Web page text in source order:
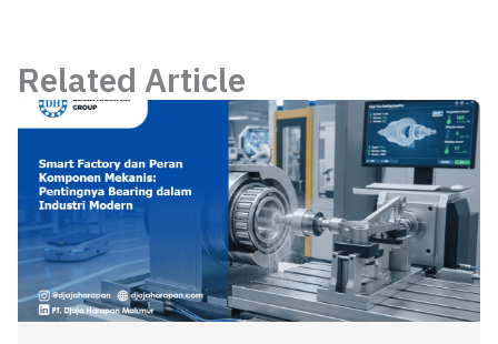
Related Article